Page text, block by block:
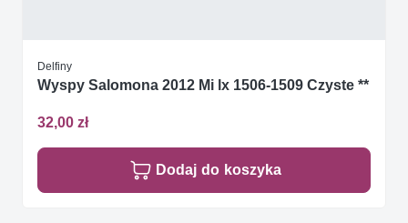
Delfiny
Wyspy Salomona 2012 Mi lx 1506-1509 Czyste **
32,00 zł
Dodaj do koszyka